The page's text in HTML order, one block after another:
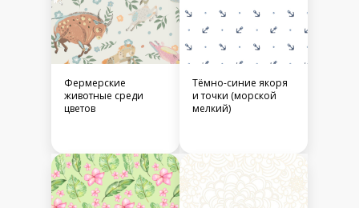
Фермерские
животные среди
цветов
Тёмно-синие якоря
и точки (морской
мелкий)